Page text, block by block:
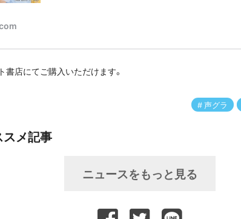
書店にてご購入いただけます。
声グラ
メ記事
ニュースをもっと見る